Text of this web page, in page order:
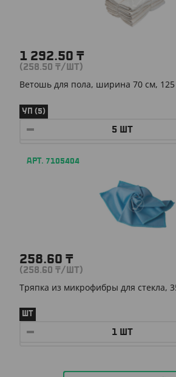
1 292.50 ₸
(258.50 ₸/ШТ)
Ветошь для пола, ширина 70 см, 125
УП (5)
АРТ. 7105404
258.60 ₸
(258.60 ₸/ШТ)
Тряпка из микрофибры для стекла,
ШТ